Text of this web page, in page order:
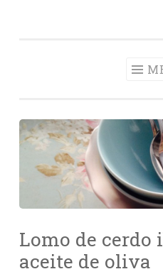
Lomo de cerdo
aceite de oliva